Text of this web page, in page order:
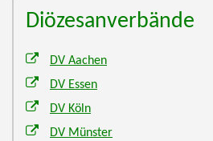
Diözesanverbände
DV Aachen
DV Essen
DV Köln
DV Münster